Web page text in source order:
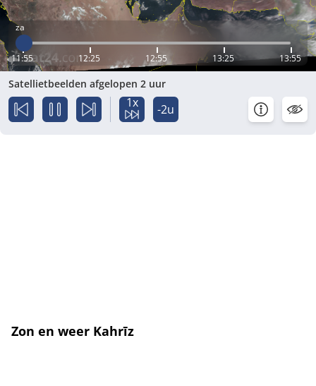
za
11:55 12:25 12:55 13:25 13:55
Satellietbeelden afgelopen 2 uur
1x -2u
Zon en weer Kahrīz